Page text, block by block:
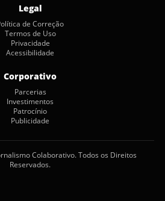
Legal
de Correção
Termos de Uso
Privacidade
Acessibilidade
Corporativo
Parcerias
Investimentos
Patrocínio
Publicidade
Colaborativo. Todos os Direitos
Reservados.